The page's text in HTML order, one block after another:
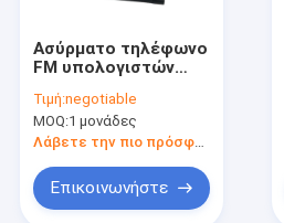
Ασύρματο τηλέφωνο
FM υπολογιστών
ξυπνητηριών ραδιο
SMS μόνο
Τιμή:negotiable
MOQ:1 μονάδες
Λάβετε την πιο πρόσφατη τιμή
Επικοινωνήστε